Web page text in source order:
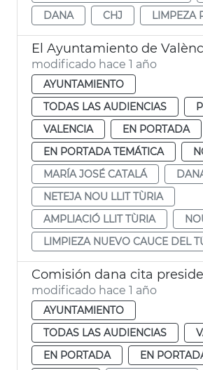
DANA
CHJ LIMPEZA
modificado hace 1 año
AYUNTAMIENTO
TODAS LAS AUDIENCIAS
VALENCIA
EN PORTADA
EN PORTADA TEMÁTICA
MARÍA JOSÉ CATALÁ
NETEJA NOU LLIT TÙRIA
AMPLIACIÓ LLIT TÙRIA
LIMPIEZA NUEVO CAUCE DEL
Comisión dana cita
modificado hace 1 año
AYUNTAMIENTO
TODAS LAS AUDIENCIAS
EN PORTADA
EN